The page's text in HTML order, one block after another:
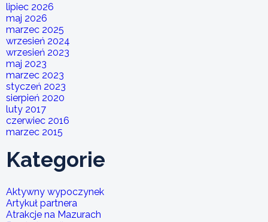
lipiec 2026
maj 2026
marzec 2025
wrzesień 2024
wrzesień 2023
maj 2023
marzec 2023
styczeń 2023
sierpień 2020
luty 2017
czerwiec 2016
marzec 2015
Kategorie
Aktywny wypoczynek
Artykuł partnera
Atrakcje na Mazurach